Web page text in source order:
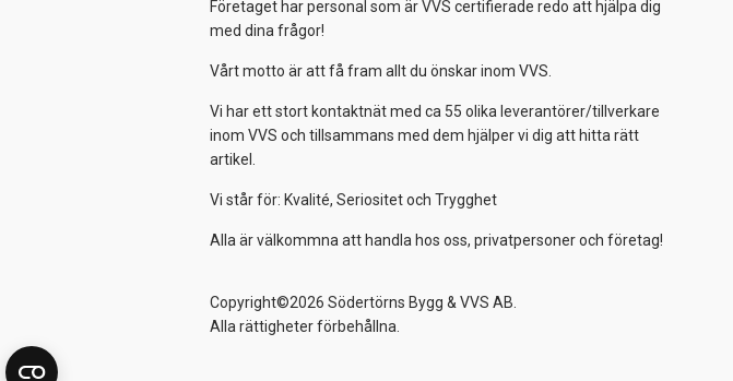
Företaget har personal som är VVS certifierade redo att hjälpa dig
med dina frågor!
Vårt motto är att få fram allt du önskar inom VVS.
Vi har ett stort kontaktnät med ca 55 olika leverantörer/tillverkare
inom VVS och tillsammans med dem hjälper vi dig att hitta rätt
artikel.
Vi står för: Kvalité, Seriositet och Trygghet
Alla är välkommna att handla hos oss, privatpersoner och företag!
Copyright©2026 Södertörns Bygg & VVS AB.
Alla rättigheter förbehållna.